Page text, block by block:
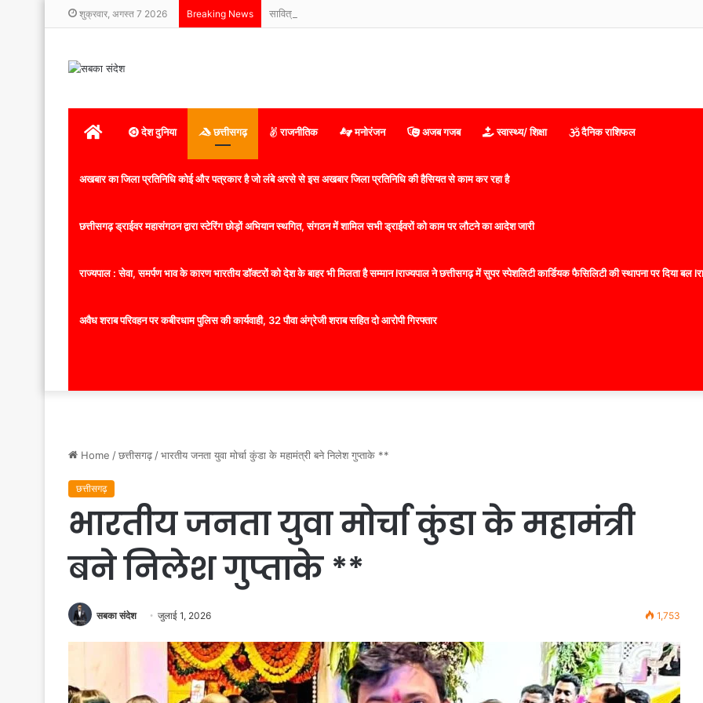
शुक्रवार, अगस्त 7 2026 Breaking News सावित्रीपुर स्कूल में मारवाड़ी युवा मंच सांकरा का ‘शिक्षा साथी अभियान’: क्विज और पौधारोपण से बच्चों में बढ़ा उत्साह
होम देश दुनिया छत्तीसगढ़ राजनीतिक मनोरंजन अजब गजब स्वास्थ्य/ शिक्षा दैनिक राशिफल
अखबार का जिला प्रतिनिधि कोई और पत्रकार है जो लंबे अरसे से इस अखबार जिला प्रतिनिधि की हैसियत से काम कर रहा है
छत्तीसगढ़ ड्राईवर महासंगठन द्वारा स्टेरिंग छोड़ों अभियान स्थगित, संगठन में शामिल सभी ड्राईवरों को काम पर लौटने का आदेश जारी
राज्यपाल : सेवा, समर्पण भाव के कारण भारतीय डॉक्टरों को देश के बाहर भी मिलता है सम्मान lराज्यपाल ने छत्तीसगढ़ में सुपर स्पेशलिटी कार्डियक फैसिलिटी की स्थापना पर दिया
अवैध शराब परिवहन पर कबीरधाम पुलिस की कार्यवाही, 32 पौवा अंग्रेजी शराब सहित दो आरोपी गिरफ्तार
Home /छत्तीसगढ़ /भारतीय जनता युवा मोर्चा कुंडा के महामंत्री बने निलेश गुप्ताके **
छत्तीसगढ़
भारतीय जनता युवा मोर्चा कुंडा के महामंत्री
बने निलेश गुप्ताके **
सबका संदेश जुलाई 1, 2026 1,753